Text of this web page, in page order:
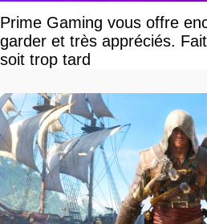
Prime Gaming vous offre
garder et très appréciés.
soit trop tard